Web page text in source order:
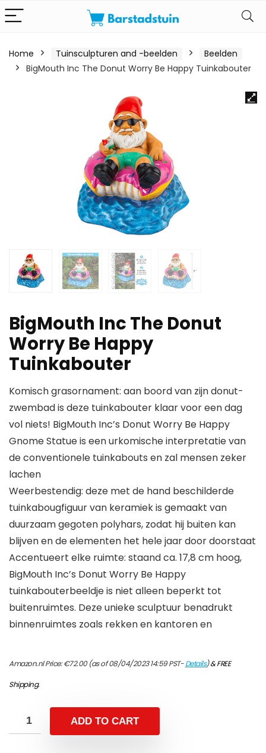
Home Tuinsculpturen and -beelden
Beelden
BigMouth Inc The Donut Worry Be Happy Tuinkabouter
BigMouth Inc The Donut
Worry Be Happy
Tuinkabouter
Komisch grasornament: aan boord van zijn donut-
zwembad is deze tuinkabouter klaar voor een dag
vol niets! BigMouth Inc’s Donut Worry Be Happy
Gnome Statue is een urkomische interpretatie van
de conventionele tuinkabouts en zal mensen zeker
lachen
Weerbestendig: deze met de hand beschilderde
tuinkabougfiguur van keramiek is gemaakt van
duurzaam gegoten polyhars, zodat hij buiten kan
blijven en de elementen het hele jaar door doorstaat
Accentueert elke ruimte: staand ca. 17,8 cm hoog,
BigMouth Inc’s Donut Worry Be Happy
tuinkabouterbeeldje is niet alleen beperkt tot
buitenruimtes. Deze unieke sculptuur benadrukt
binnenruimtes zoals rekken en kantoren en
Amazon.nl Price:€72.00(as of 08/04/2023 14:59 PST-Details)&FREE
Shipping.
ADD TO CART